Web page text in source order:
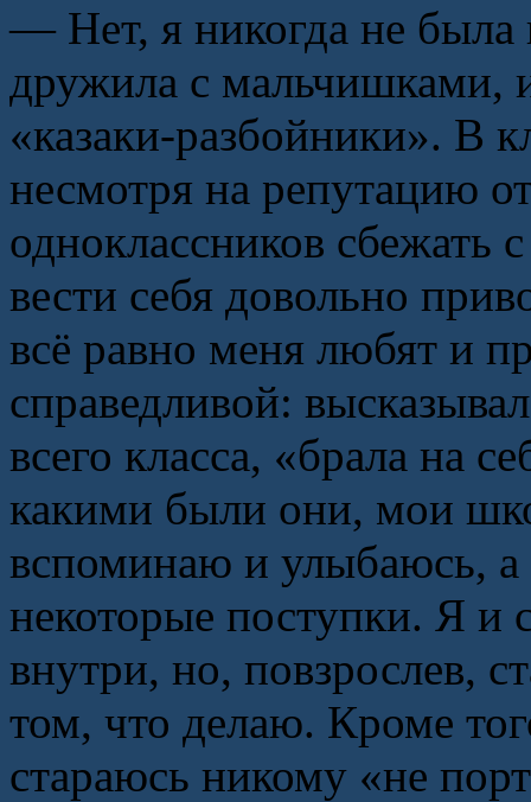
— Нет, я никогда не была
дружила с мальчишками,
«казаки-разбойники». В
несмотря на репутацию
одноклассников сбежать
вести себя довольно
всё равно меня любят и
справедливой:
всего класса, «брала на
какими были они, мои
вспоминаю и улыбаюсь, а
некоторые поступки. Я и
внутри, но, повзрослев,
том, что делаю. Кроме
стараюсь никому «не